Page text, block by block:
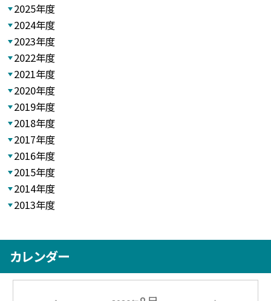
2025年度
2024年度
2023年度
2022年度
2021年度
2020年度
2019年度
2018年度
2017年度
2016年度
2015年度
2014年度
2013年度
カレンダー